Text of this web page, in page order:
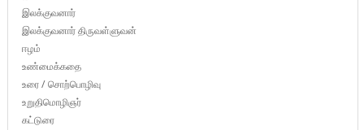
இலக்குவனார்
இலக்குவனார் திருவள்ளுவன்
ஈழம்
உண்மைக்கதை
உரை / சொற்பொழிவு
உறுதிமொழிஞர்
கட்டுரை